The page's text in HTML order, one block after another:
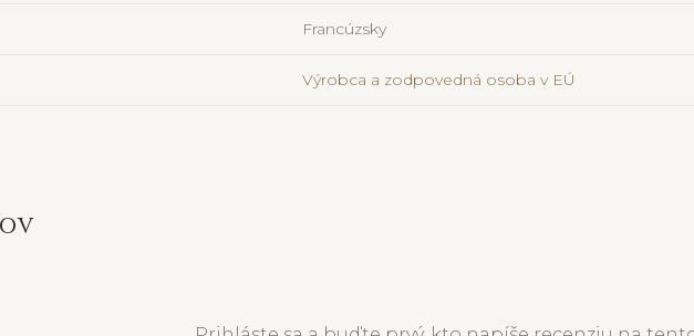
Francúzsky
Výrobca a zodpovedná osoba v EÚ